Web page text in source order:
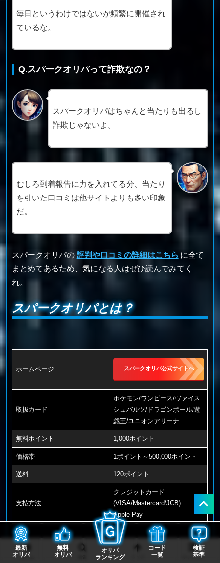
毎日というわけではないが頻繁に開催され
ているな。
Q.スパークオリパって詐欺なの？
スパークオリパはちゃんと当たりも出るし
詐欺じゃないよ。
むしろ到着報告に力を入れてる分、当たり
を引いた口コミは他サイトよりも多い印象
だ。
スパークオリパの 評判や口コミの詳細はこちら に全て
まとめてあるため、気になる人はぜひ読んでみてく
れ。
スパークオリパとは？
ホームページ スパークオリパ公式サイトへ
取扱カード
ポケモン/ワンピース/ヴァイス
シュバルツ/ドラゴンボール/遊
戯王/ユニオンアリーナ
無料ポイント 1,000ポイント
価格帯 1ポイント～500,000ポイント
送料 120ポイント
支払方法
クレジットカード
(VISA/Mastercard/JCB)
Apple Pay
最新
オリパ
無料
オリパ
オリパ
ランキング
コード
一覧
検証
基準
ホーム サイドバー